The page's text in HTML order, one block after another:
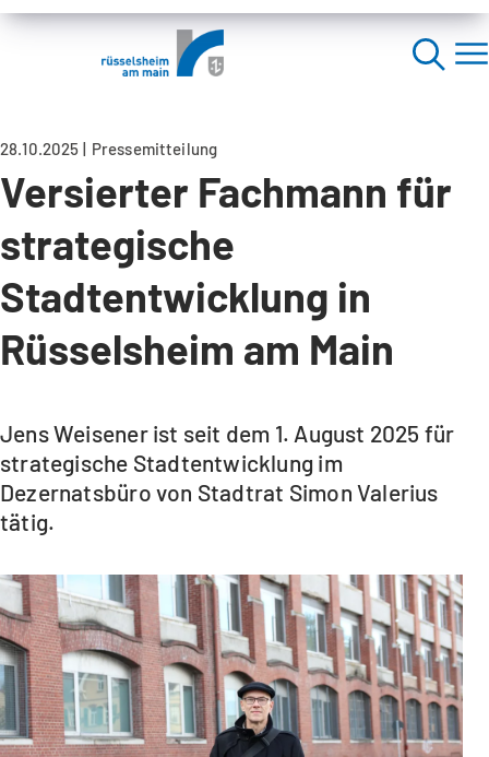
28.10.2025 Pressemitteilung
Versierter Fachmann für
strategische
Stadtentwicklung in
Rüsselsheim am Main
Jens Weisener ist seit dem 1. August 2025 für
strategische Stadtentwicklung im
Dezernatsbüro von Stadtrat Simon Valerius
tätig.